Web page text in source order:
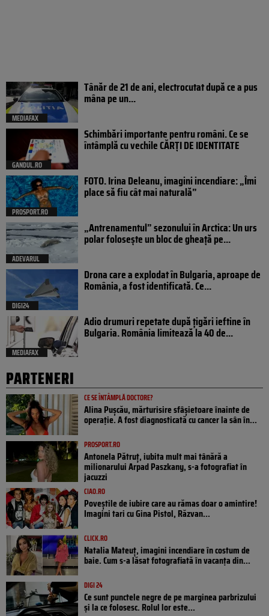
MEDIAFAX
Tânăr de 21 de ani, electrocutat după ce a pus
mâna pe un...
GANDUL.RO
Schimbări importante pentru români. Ce se
întâmplă cu vechile CĂRȚI DE IDENTITATE
PROSPORT.RO
FOTO. Irina Deleanu, imagini incendiare: „Îmi
place să fiu cât mai naturală”
ADEVARUL
„Antrenamentul” sezonului în Arctica: Un urs
polar folosește un bloc de gheață pe...
DIGI24
Drona care a explodat în Bulgaria, aproape de
România, a fost identificată. Ce...
MEDIAFAX
Adio drumuri repetate după țigări ieftine în
Bulgaria. România limitează la 40 de...
PARTENERI
CE SE ÎNTÂMPLĂ DOCTORE?
Alina Pușcău, mărturisire sfâșietoare înainte de
operație. A fost diagnosticată cu cancer la sân în...
PROSPORT.RO
Antonela Pătruț, iubita mult mai tânără a
milionarului Arpad Paszkany, s-a fotografiat în
jacuzzi
CIAO.RO
Poveştile de iubire care au rămas doar o amintire!
Imagini tari cu Gina Pistol, Răzvan...
CLICK.RO
Natalia Mateuț, imagini incendiare în costum de
baie. Cum s-a lăsat fotografiată în vacanța din...
DIGI 24
Ce sunt punctele negre de pe marginea parbrizului
și la ce folosesc. Rolul lor este...